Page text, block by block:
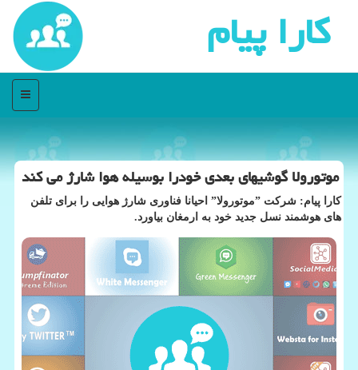
كارا پیام
منو
موتورولا گوشیهای بعدی خودرا بوسیله هوا شارژ می كند
کارا پیام: شرکت ˮموتورولاˮ احیانا فناوری شارژ هوایی را برای تلفن
های هوشمند نسل جدید خود به ارمغان بیاورد.